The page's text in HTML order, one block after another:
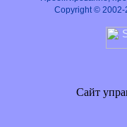
Copyright © 2002-
Сайт